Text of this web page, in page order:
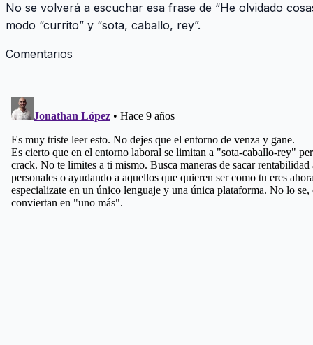
No se volverá a escuchar esa frase de “He olvidado
modo “currito” y “sota, caballo, rey”.
Comentarios